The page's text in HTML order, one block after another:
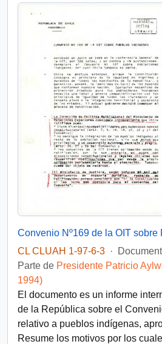
CL CLUAH 1-97-6-3 ·
Parte de Presidente Patricio
1994)
El documento es un informe
de la República sobre el
relativo a pueblos indígenas,
Resume los motivos por los